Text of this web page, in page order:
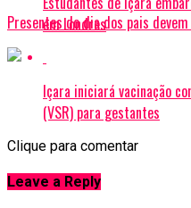
Presentes do dia dos pais
em Londres
Içara iniciará vacinação
(VSR) para gestantes
Clique para comentar
Leave a Reply